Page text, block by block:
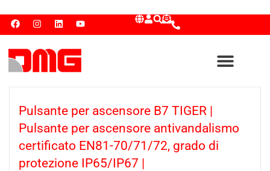
Pulsante per ascensore B7 TIGER |
Pulsante per ascensore antivandalismo
certificato EN81-70/71/72, grado di
protezione IP65/IP67 |